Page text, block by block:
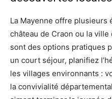
La Mayenne offre plusieurs
château de Craon ou la
sont des options pratiques
un court séjour, planifiez
les villages environnants :
la convivialité